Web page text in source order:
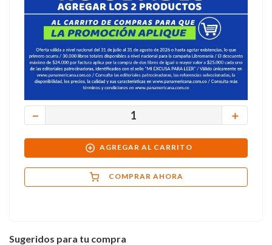
＋
－
AGREGAR AL CARRITO
COMPRAR AHORA
Sugeridos para tu compra